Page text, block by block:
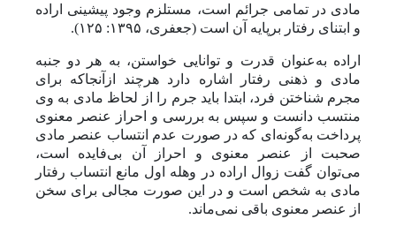
مادی در تمامی جرائم است، مستلزم وجود پیشینی اراده
و ابتنای رفتار برپایه آن است (جعفری، ۱۳۹۵: ۱۲۵).
اراده به‌عنوان قدرت و توانایی خواستن، به هر دو جنبه
مادی و ذهنی رفتار اشاره دارد هرچند ازآنجاکه برای
مجرم شناختن فرد، ابتدا باید جرم را از لحاظ مادی به وی
منتسب دانست و سپس به بررسی و احراز عنصر معنوی
پرداخت به‌گونه‌ای که در صورت عدم انتساب عنصر مادی
صحبت از عنصر معنوی و احراز آن بی‌فایده است،
می‌توان گفت زوال اراده در وهله اول مانع انتساب رفتار
مادی به شخص است و در این صورت مجالی برای سخن
از عنصر معنوی باقی نمی‌ماند.